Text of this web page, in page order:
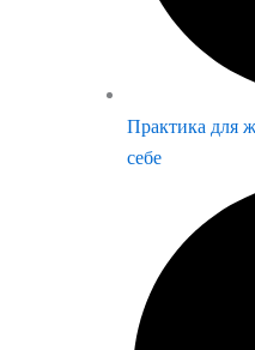
Практика для
себе